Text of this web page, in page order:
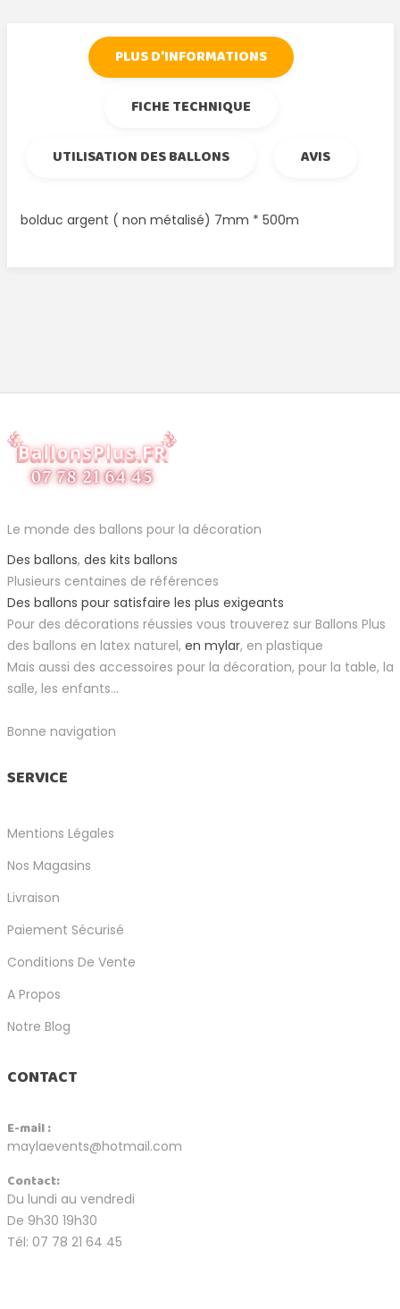
PLUS D'INFORMATIONS
FICHE TECHNIQUE
UTILISATION DES BALLONS
AVIS
bolduc argent ( non métalisé) 7mm * 500m
Le monde des ballons pour la décoration
Des ballons, des kits ballons
Plusieurs centaines de références
Des ballons pour satisfaire les plus exigeants
Pour des décorations réussies vous trouverez sur Ballons Plus
des ballons en latex naturel, en mylar, en plastique
Mais aussi des accessoires pour la décoration, pour la table, la
salle, les enfants...
Bonne navigation
SERVICE
Mentions Légales
Nos Magasins
Livraison
Paiement Sécurisé
Conditions De Vente
A Propos
Notre Blog
CONTACT
E-mail :
maylaevents@hotmail.com
Contact:
Du lundi au vendredi
De 9h30 19h30
Tél: 07 78 21 64 45